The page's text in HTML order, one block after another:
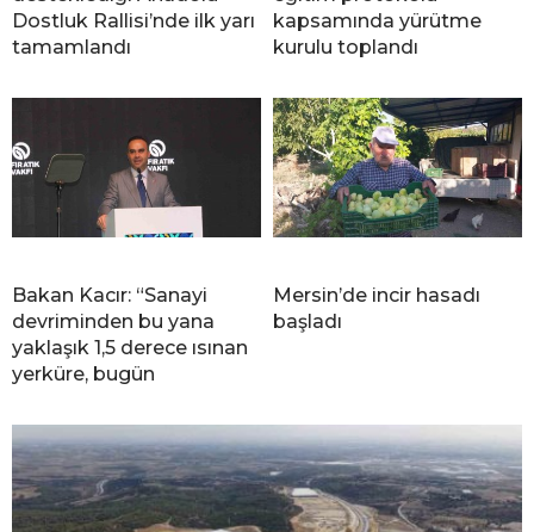
Dostluk Rallisi’nde ilk yarı
tamamlandı
kapsamında yürütme
kurulu toplandı
Bakan Kacır: “Sanayi
devriminden bu yana
yaklaşık 1,5 derece ısınan
yerküre, bugün
Mersin’de incir hasadı
başladı